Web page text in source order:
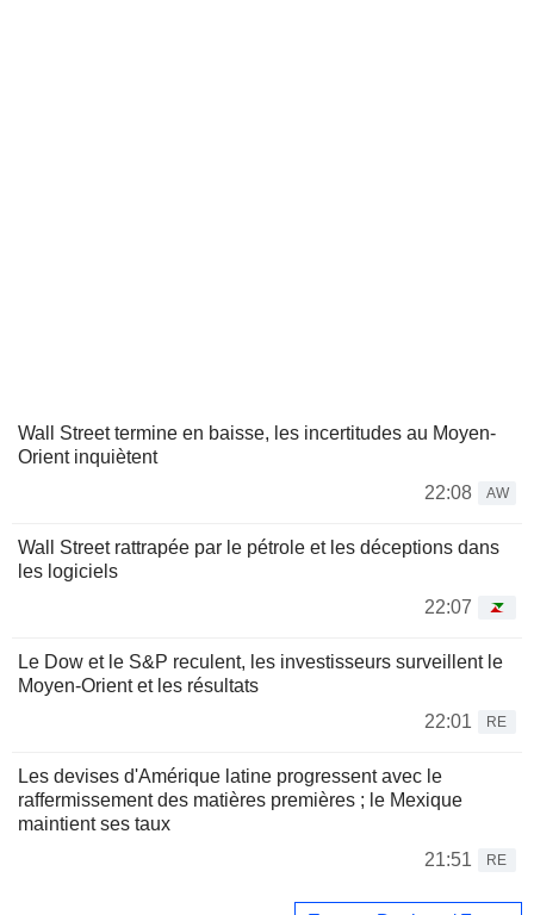
Wall Street termine en baisse, les incertitudes au Moyen-
Orient inquiètent
22:08
AW
Wall Street rattrapée par le pétrole et les déceptions dans
les logiciels
22:07
Le Dow et le S&P reculent, les investisseurs surveillent le
Moyen-Orient et les résultats
22:01
RE
Les devises d'Amérique latine progressent avec le
raffermissement des matières premières ; le Mexique
maintient ses taux
21:51
RE